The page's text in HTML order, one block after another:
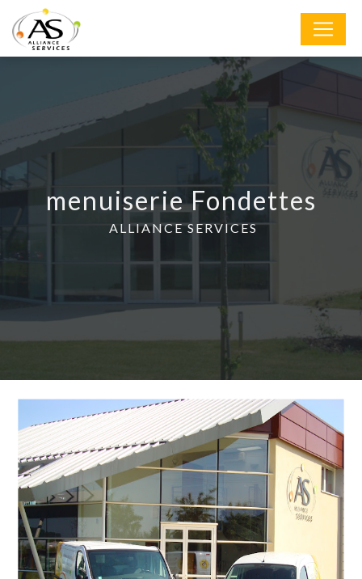
menuiserie Fondettes
ALLIANCE SERVICES
Panneau de gestion des cookies